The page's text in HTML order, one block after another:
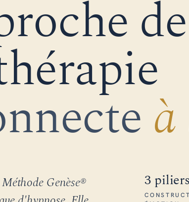
de
Genèse®
3 piliers